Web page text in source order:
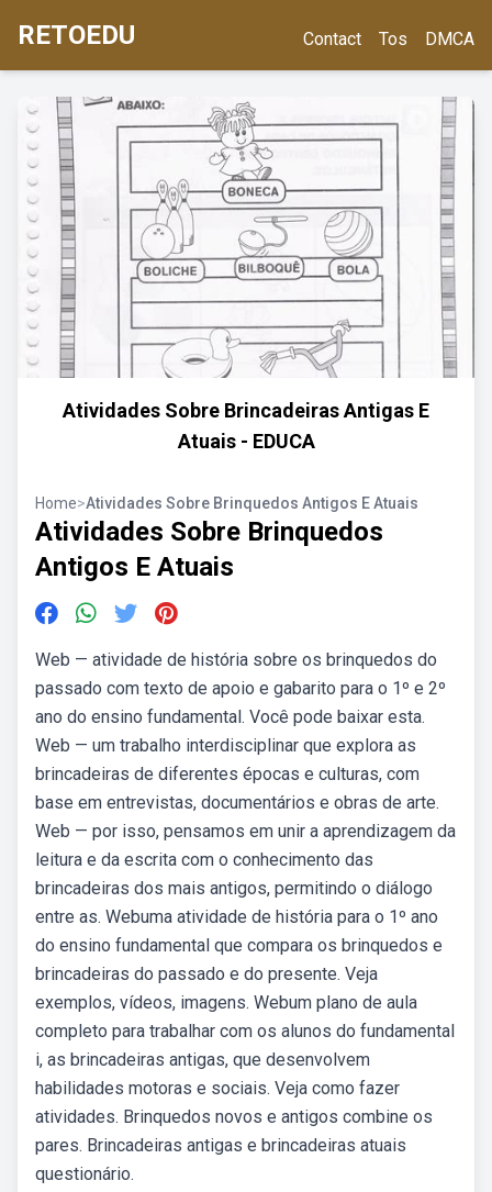
RETOEDU Contact Tos DMCA
Atividades Sobre Brincadeiras Antigas E
Atuais - EDUCA
Home>Atividades Sobre Brinquedos Antigos E Atuais
Atividades Sobre Brinquedos
Antigos E Atuais
Web — atividade de história sobre os brinquedos do
passado com texto de apoio e gabarito para o 1º e 2º
ano do ensino fundamental. Você pode baixar esta.
Web — um trabalho interdisciplinar que explora as
brincadeiras de diferentes épocas e culturas, com
base em entrevistas, documentários e obras de arte.
Web — por isso, pensamos em unir a aprendizagem da
leitura e da escrita com o conhecimento das
brincadeiras dos mais antigos, permitindo o diálogo
entre as. Webuma atividade de história para o 1º ano
do ensino fundamental que compara os brinquedos e
brincadeiras do passado e do presente. Veja
exemplos, vídeos, imagens. Webum plano de aula
completo para trabalhar com os alunos do fundamental
i, as brincadeiras antigas, que desenvolvem
habilidades motoras e sociais. Veja como fazer
atividades. Brinquedos novos e antigos combine os
pares. Brincadeiras antigas e brincadeiras atuais
questionário.